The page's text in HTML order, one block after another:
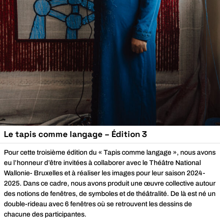
Le tapis comme langage – Édition 3
Pour cette troisième édition du « Tapis comme langage », nous avons
eu l’honneur d’être invitées à collaborer avec le Théâtre National
Wallonie- Bruxelles et à réaliser les images pour leur saison 2024-
2025. Dans ce cadre, nous avons produit une œuvre collective autour
des notions de fenêtres, de symboles et de théâtralité. De là est né un
double-rideau avec 6 fenêtres où se retrouvent les dessins de
chacune des participantes.